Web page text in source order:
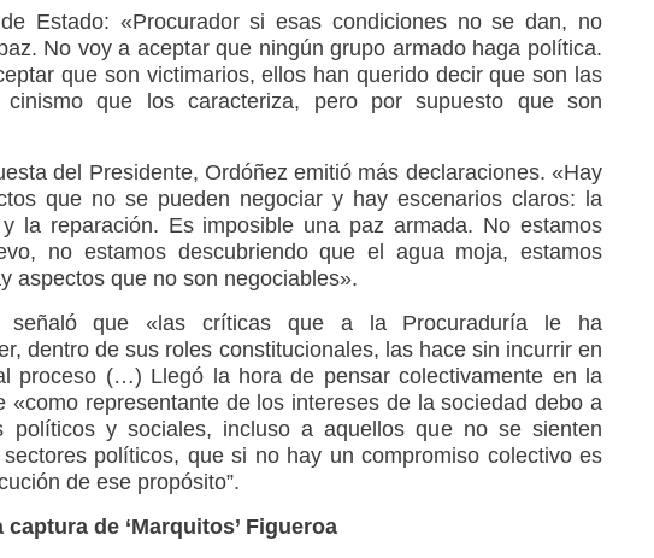
Estado: «Procurador si esas condiciones no se dan, no
No voy a aceptar que ningún grupo armado haga política.
que son victimarios, ellos han querido decir que son las
que los caracteriza, pero por supuesto que son
del Presidente, Ordóñez emitió más declaraciones. «Hay
que no se pueden negociar y hay escenarios claros: la
la reparación. Es imposible una paz armada. No estamos
no estamos descubriendo que el agua moja, estamos
aspectos que no son negociables».
señaló que «las críticas que a la Procuraduría le ha
dentro de sus roles constitucionales, las hace sin incurrir en
proceso (…) Llegó la hora de pensar colectivamente en la
«como representante de los intereses de la sociedad debo a
políticos y sociales, incluso a aquellos que no se sienten
políticos, que si no hay un compromiso colectivo es
de ese propósito”.
de ‘Marquitos’ Figueroa